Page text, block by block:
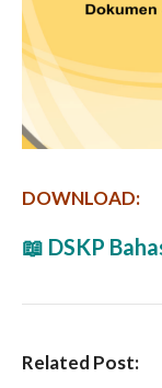
DOWNLOAD:
📖 DSKP
Related Post: